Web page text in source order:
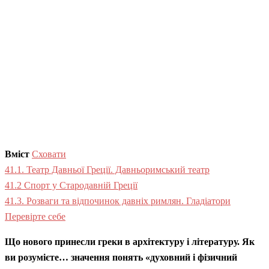
Вміст Сховати
41.1. Театр Давньої Греції. Давньоримський театр
41.2 Спорт у Стародавній Греції
41.3. Розваги та відпочинок давніх римлян. Гладіатори
Перевірте себе
Що нового принесли греки в архітектуру і літературу. Як
ви розумієте… значення понять «духовний і фізичний